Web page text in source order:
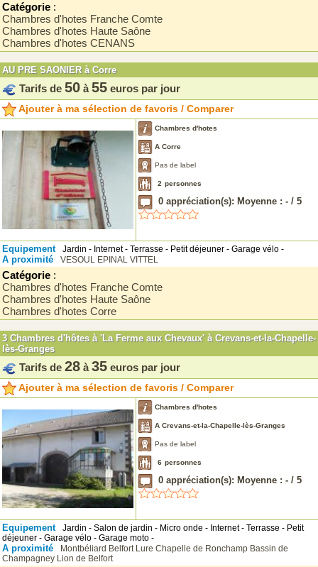
Catégorie :
Chambres d'hotes Franche Comte
Chambres d'hotes Haute Saône
Chambres d'hotes CENANS
AU PRE SAONIER à Corre
Tarifs de 50 à 55 euros par jour
Ajouter à ma sélection de favoris / Comparer
Chambres d'hotes
A Corre
Pas de label
2 personnes
0 appréciation(s): Moyenne : - / 5
Equipement Jardin - Internet - Terrasse - Petit déjeuner - Garage vélo -
A proximité VESOUL EPINAL VITTEL
Catégorie :
Chambres d'hotes Franche Comte
Chambres d'hotes Haute Saône
Chambres d'hotes Corre
3 Chambres d'hôtes à 'La Ferme aux Chevaux' à Crevans-et-la-Chapelle-
lès-Granges
Tarifs de 28 à 35 euros par jour
Ajouter à ma sélection de favoris / Comparer
Chambres d'hotes
A Crevans-et-la-Chapelle-lès-Granges
Pas de label
6 personnes
0 appréciation(s): Moyenne : - / 5
Equipement
Jardin - Salon de jardin - Micro onde - Internet - Terrasse - Petit
déjeuner - Garage vélo - Garage moto -
A proximité Montbéliard Belfort Lure Chapelle de Ronchamp Bassin de
Champagney Lion de Belfort